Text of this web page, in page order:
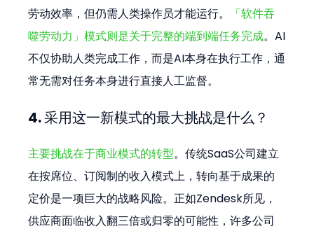
劳动效率，但仍需人类操作员才能运行。
「软件吞
噬劳动力」模式则是关于完整的端到端任务完成。AI
不仅协助人类完成工作，而是AI本身在执行工作，通
常无需对任务本身进行直接人工监督。
4. 采用这一新模式的最大挑战是什么？
主要挑战在于商业模式的转型。传统SaaS公司建立
在按席位、订阅制的收入模式上，转向基于成果的
定价是一项巨大的战略风险。正如Zendesk所见，
供应商面临收入翻三倍或归零的可能性，许多公司